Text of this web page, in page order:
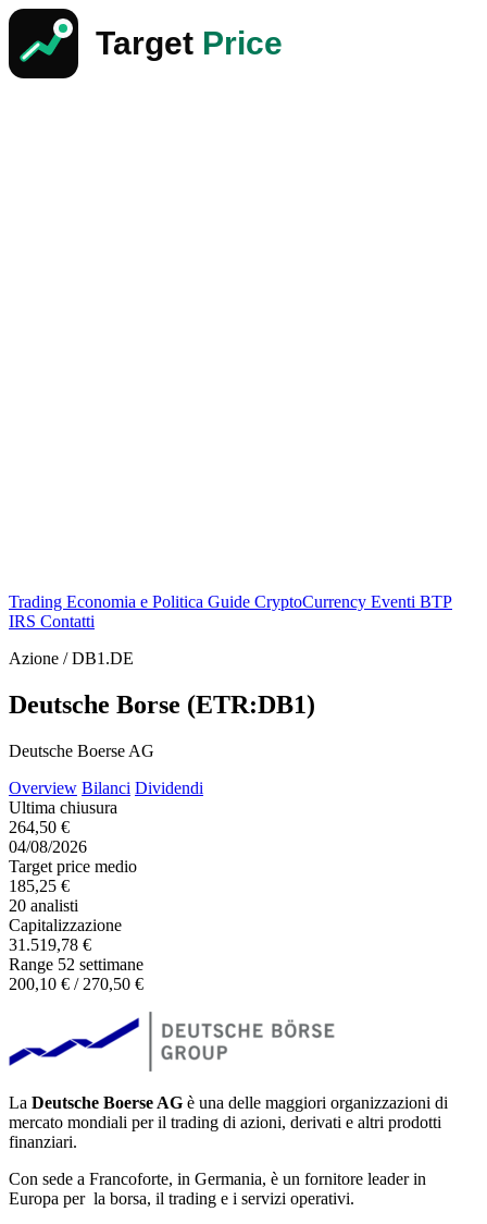
Trading Economia e Politica Guide CryptoCurrency Eventi BTP
IRS Contatti
Azione / DB1.DE
Deutsche Borse (ETR:DB1)
Deutsche Boerse AG
Overview Bilanci Dividendi
Ultima chiusura
264,50 €
04/08/2026
Target price medio
185,25 €
20 analisti
Capitalizzazione
31.519,78 €
Range 52 settimane
200,10 € / 270,50 €
La Deutsche Boerse AG è una delle maggiori organizzazioni di
mercato mondiali per il trading di azioni, derivati e altri prodotti
finanziari.
Con sede a Francoforte, in Germania, è un fornitore leader in
Europa per la borsa, il trading e i servizi operativi.